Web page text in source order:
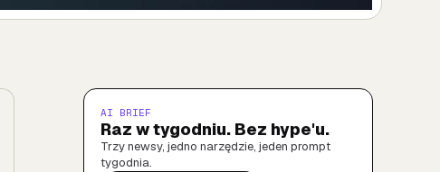
AI BRIEF
Raz w tygodniu. Bez hype'u.
Trzy newsy, jedno narzędzie, jeden prompt
tygodnia.